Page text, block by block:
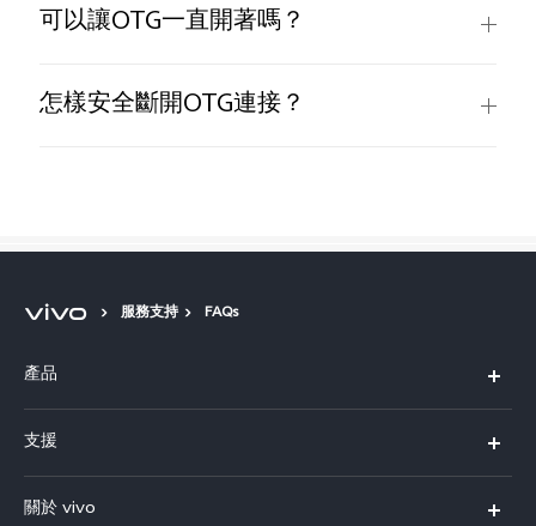
可以讓OTG一直開著嗎？
怎樣安全斷開OTG連接？
服務支持 FAQs
產品
X300
Y21d
支援
關於 vivo